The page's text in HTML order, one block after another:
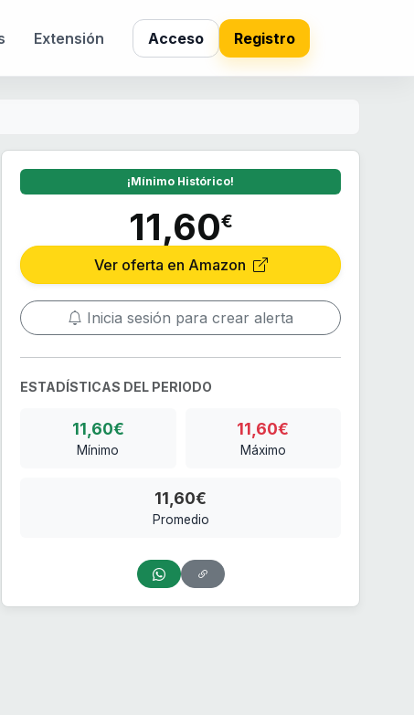
Extensión Acceso Registro
¡Mínimo Histórico!
11,60€
Ver oferta en Amazon
Inicia sesión para crear alerta
ESTADÍSTICAS DEL PERIODO
11,60€
Mínimo
11,60€
Máximo
11,60€
Promedio